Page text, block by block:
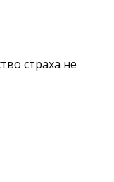
страха не